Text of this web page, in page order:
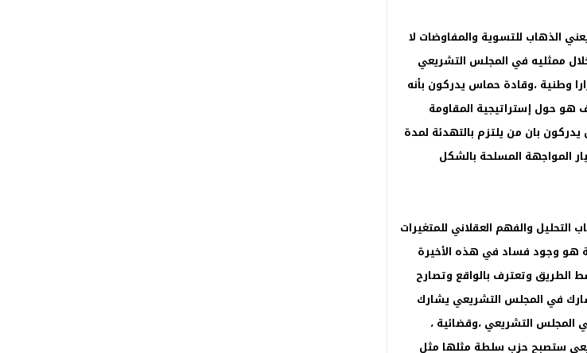
الذهاب للتسوية والمفاوضات لا
ممثليه في المجلس التشريعي
وطنية ،وقادة حماس يدركون بأنه
هو حول إستراتيجية المقاومة
بان من يلتزم بالتهدئة لمدة
المواجهة المسلحة بالشكل
والفهم العقلاني للمتغيرات
هو وجود فساد في هذه الأخيرة
الطريق وتعترف بالواقع وتصارح
في المجلس التشريعي يشارك
التشريعي ،وقضائية ،
ستصبح حزب سلطة مثلها مثل